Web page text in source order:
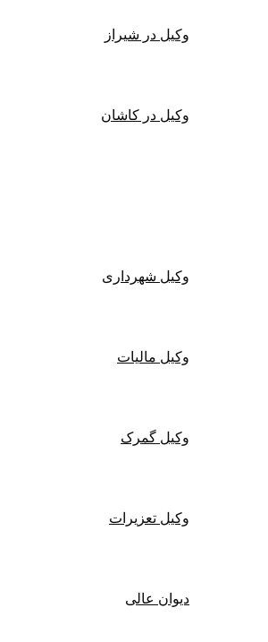
وکیل در شیراز
وکیل در کاشان
وکیل شهرداری
وکیل مالیات
وکیل گمرک
وکیل تعزیرات
دیوان عالی